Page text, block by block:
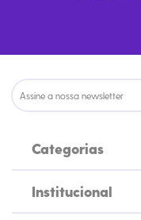
Categorias
Institucional